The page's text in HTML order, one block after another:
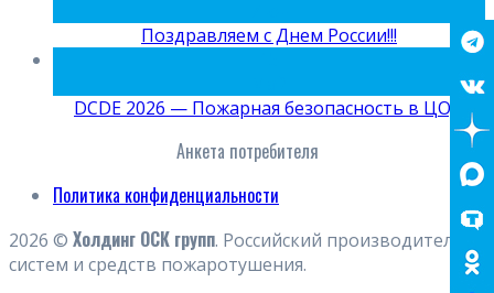
Поздравляем с Днем России!!!
DCDE 2026 — Пожарная безопасность в ЦОД
Анкета потребителя
Политика конфиденциальности
2026 © Холдинг ОСК групп. Российский производитель
систем и средств пожаротушения.